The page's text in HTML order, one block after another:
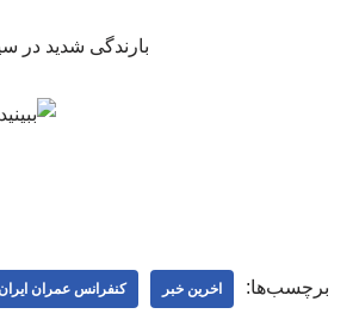
بارندگی شدید در
برچسب‌ها: اخرین خبر کنفرانس عمران ایران